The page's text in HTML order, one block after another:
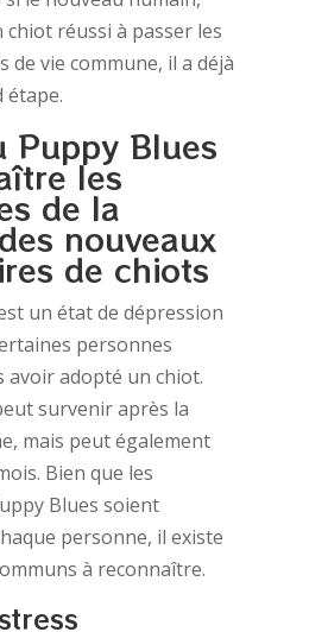
chiot réussi à passer les
de vie commune, il a déjà
étape.
Puppy Blues
les
de la
nouveaux
de chiots
un état de dépression
personnes
avoir adopté un chiot.
survenir après la
mais peut également
Bien que les
Blues soient
personne, il existe
à reconnaître.